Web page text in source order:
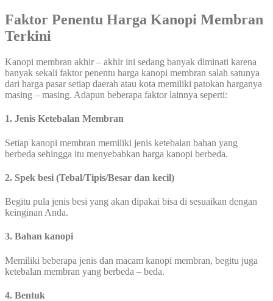
Faktor Penentu Harga Kanopi Membran
Terkini
Kanopi membran akhir – akhir ini sedang banyak diminati karena
banyak sekali faktor penentu harga kanopi membran salah satunya
dari harga pasar setiap daerah atau kota memiliki patokan harganya
masing – masing. Adapun beberapa faktor lainnya seperti:
1. Jenis Ketebalan Membran
Setiap kanopi membran memiliki jenis ketebalan bahan yang
berbeda sehingga itu menyebabkan harga kanopi berbeda.
2. Spek besi (Tebal/Tipis/Besar dan kecil)
Begitu pula jenis besi yang akan dipakai bisa di sesuaikan dengan
keinginan Anda.
3. Bahan kanopi
Memiliki beberapa jenis dan macam kanopi membran, begitu juga
ketebalan membran yang berbeda – beda.
4. Bentuk